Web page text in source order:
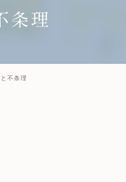
条理
不条理